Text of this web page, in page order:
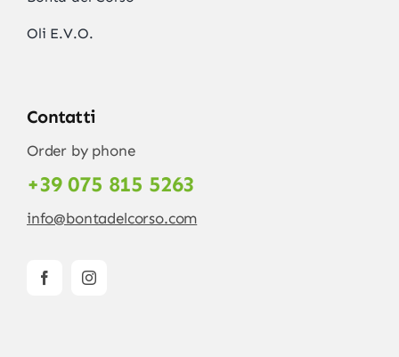
Oli E.V.O.
Contatti
Order by phone
+39 075 815 5263
info@bontadelcorso.com